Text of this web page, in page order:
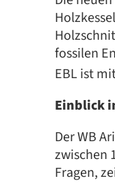
fossilen
EBL ist
Einblick
Der WB
zwischen
Fragen,